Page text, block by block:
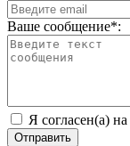
Ваше сообщение*:
Я согласен(а) на